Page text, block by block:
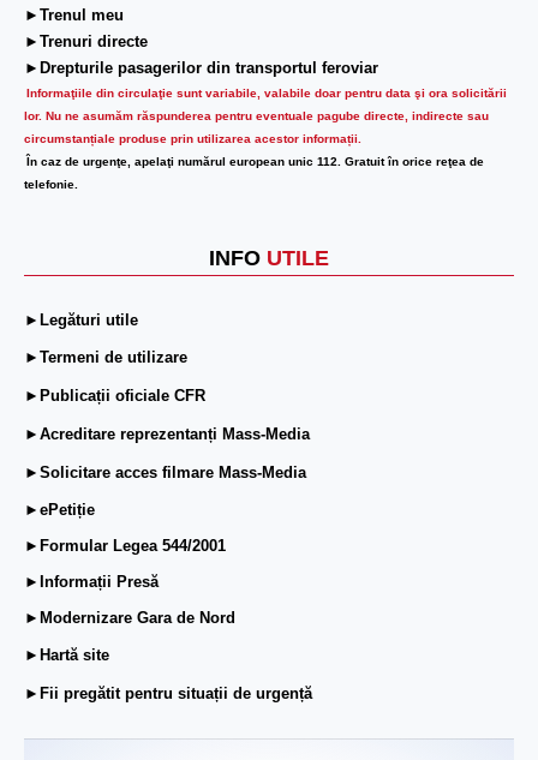
►Trenul meu
►Trenuri directe
►Drepturile pasagerilor din transportul feroviar
Informaţiile din circulaţie sunt variabile, valabile doar pentru data şi ora solicitării
lor. Nu ne asumăm răspunderea pentru eventuale pagube directe, indirecte sau
circumstanțiale produse prin utilizarea acestor informații.
În caz de urgenţe, apelaţi numărul european unic 112. Gratuit în orice reţea de
telefonie.
INFO UTILE
►Legături utile
►Termeni de utilizare
►Publicații oficiale CFR
►Acreditare reprezentanți Mass-Media
►Solicitare acces filmare Mass-Media
►ePetiție
►Formular Legea 544/2001
►Informații Presă
►Modernizare Gara de Nord
►Hartă site
►Fii pregătit pentru situații de urgență